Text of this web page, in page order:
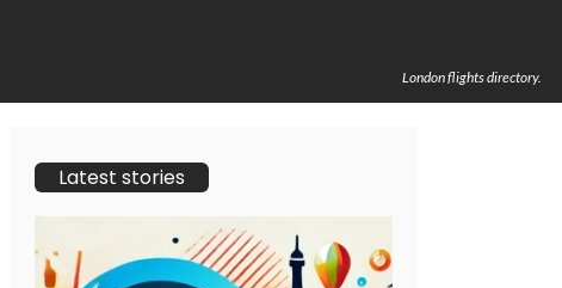
London flights directory.
Latest stories